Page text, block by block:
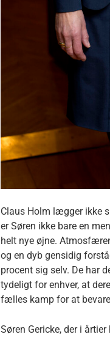
Claus Holm lægger ikke
er Søren ikke bare en
helt nye øjne.
og en dyb gensidig
procent sig selv. De har
tydeligt for enhver, at
fælles kamp for at
Søren Gericke, der i